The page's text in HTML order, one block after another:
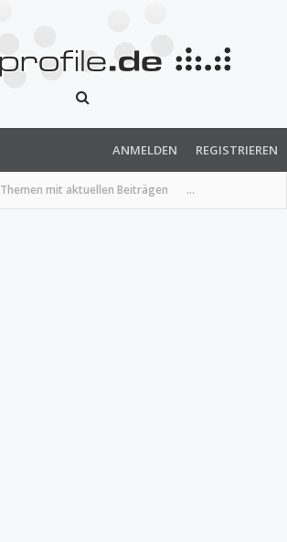
Themen mit aktuellen Beiträgen ...
ANMELDEN REGISTRIEREN